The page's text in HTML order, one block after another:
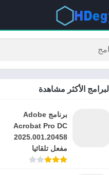
البرامج الأكثر مشاهدة
برنامج Adobe
Acrobat Pro DC
2025.001.20458
مفعل تلقائيا